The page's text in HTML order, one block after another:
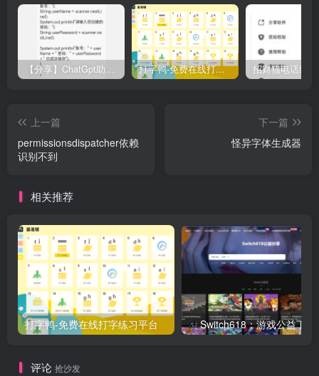
【分享】ChatGpt助手v1.24免注册直接使用 打字鸭-免费在线打字练习平台
上一篇
permissionsdispatcher依赖
识别不到
下一篇
怪异字体生成器
相关推荐
打字鸭-免费在线打字练习平台 Switch618：游戏公益下载
评论 抢沙发